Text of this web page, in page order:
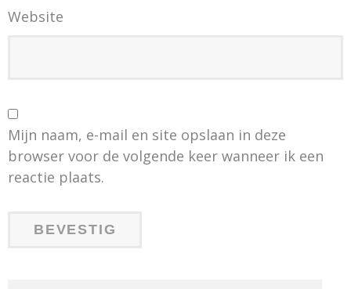
Website
Mijn naam, e-mail en site opslaan in deze
browser voor de volgende keer wanneer ik een
reactie plaats.